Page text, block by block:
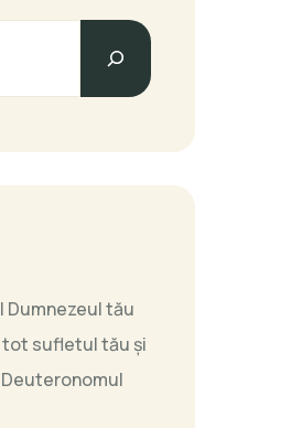
Dumnezeul tău
tot sufletul tău şi
Deuteronomul